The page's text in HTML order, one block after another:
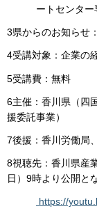
ートセンター
3県からのお知らせ
4受講対象：企業の
5受講費：無料
6主催：香川県（四
援委託事業）
7後援：香川労働局
8視聴先：香川県産
日）9時より公開と
https://